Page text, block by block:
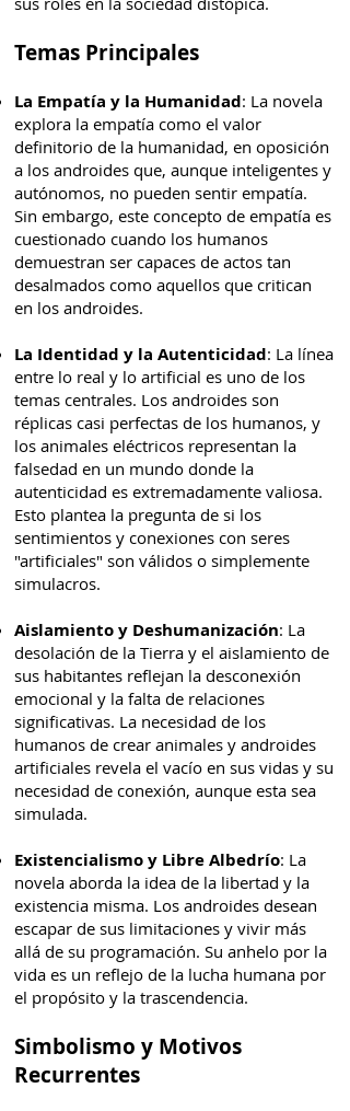
Temas Principales
La Empatía y la Humanidad: La novela
explora la empatía como el valor
definitorio de la humanidad, en oposición
a los androides que, aunque inteligentes y
autónomos, no pueden sentir empatía.
Sin embargo, este concepto de empatía es
cuestionado cuando los humanos
demuestran ser capaces de actos tan
desalmados como aquellos que critican
en los androides.
La Identidad y la Autenticidad: La línea
entre lo real y lo artificial es uno de los
temas centrales. Los androides son
réplicas casi perfectas de los humanos, y
los animales eléctricos representan la
falsedad en un mundo donde la
autenticidad es extremadamente valiosa.
Esto plantea la pregunta de si los
sentimientos y conexiones con seres
"artificiales" son válidos o simplemente
simulacros.
Aislamiento y Deshumanización: La
desolación de la Tierra y el aislamiento de
sus habitantes reflejan la desconexión
emocional y la falta de relaciones
significativas. La necesidad de los
humanos de crear animales y androides
artificiales revela el vacío en sus vidas y su
necesidad de conexión, aunque esta sea
simulada.
Existencialismo y Libre Albedrío: La
novela aborda la idea de la libertad y la
existencia misma. Los androides desean
escapar de sus limitaciones y vivir más
allá de su programación. Su anhelo por la
vida es un reflejo de la lucha humana por
el propósito y la trascendencia.
Simbolismo y Motivos
Recurrentes